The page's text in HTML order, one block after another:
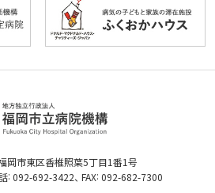
市東区香椎照葉5丁目1番1号
: 092-692-3422、 FAX: 092-682-7300